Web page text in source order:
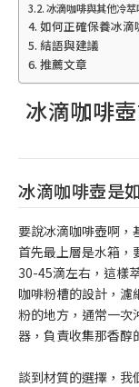
冰滴咖啡與其他冷
如何正確保養冰滴
結語與建議
推薦文章
冰滴咖啡
冰滴咖啡壺是
要說冰滴咖啡壺啊，
首先最上層是水箱，
30-45滴左右，這樣
咖啡粉槽的設計，濾
粉的地方，通常一次
器，負責收集那香醇
談到材質的選擇，我